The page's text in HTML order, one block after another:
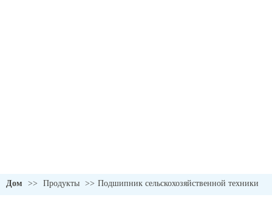
Дом >> Продукты >> Подшипник сельскохозяйственной техники